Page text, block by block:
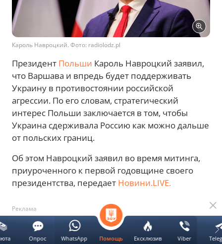
Кароль Навроцкий. Фото: radiolodz.pl
Президент Польши Кароль Навроцкий заявил,
что Варшава и впредь будет поддерживать
Украину в противостоянии российской
агрессии. По его словам, стратегический
интерес Польши заключается в том, чтобы
Украина сдерживала Россию как можно дальше
от польских границ.
Об этом Навроцкий заявил во время митинга,
приуроченного к первой годовщине своего
президентства, передает Новини.LIVE.
Реклама
Навроцкий о поддержке Украины в
Помощь Ексклюзив Viber
Опрос WhatsApp